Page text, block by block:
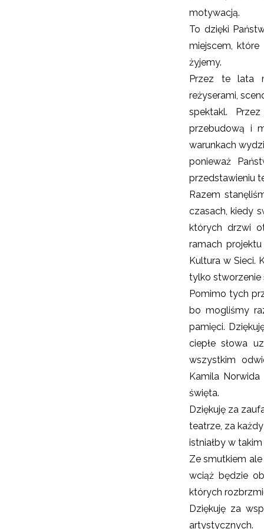
motywacją.
To dzięki
miejscem,
żyjemy.
Przez te lata
reżyserami,
spektakl.
przebudową i
warunkach
ponieważ
przedstawieniu
Razem
czasach, kiedy
których drzwi
ramach
Kultura w Sieci.
tylko stworzenie
Pomimo tych
bo mogliśmy
pamięci.
ciepłe słowa
wszystkim
Kamila
święta.
Dziękuję za
teatrze, za
istniałby w
Ze smutkiem
wciąż będzie
których
Dziękuję za
artystycznych.